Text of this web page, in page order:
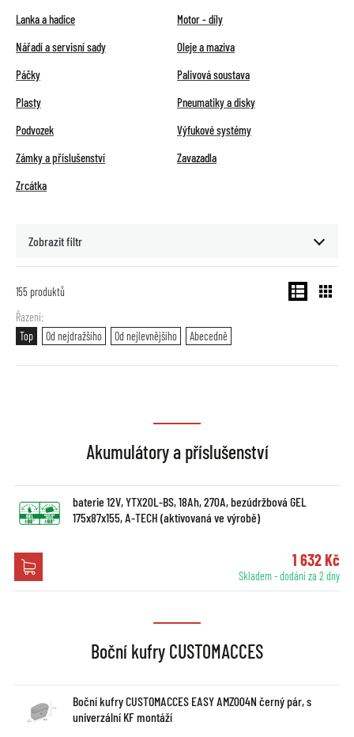
Lanka a hadice
Motor - díly
Nářadí a servisní sady
Oleje a maziva
Páčky
Palivová soustava
Plasty
Pneumatiky a disky
Podvozek
Výfukové systémy
Zámky a příslušenství
Zavazadla
Zrcátka
Zobrazit filtr
155 produktů
Řazení
Top
Od nejdražšího Od nejlevnějšího Abecedně
Akumulátory a příslušenství
baterie 12V, YTX20L-BS, 18Ah, 270A, bezúdržbová GEL
175x87x155, A-TECH (aktivovaná ve výrobě)
1 632 Kč
Skladem - dodání za 2 dny
Boční kufry CUSTOMACCES
Boční kufry CUSTOMACCES EASY AMZ004N černý pár, s
univerzální KF montáží